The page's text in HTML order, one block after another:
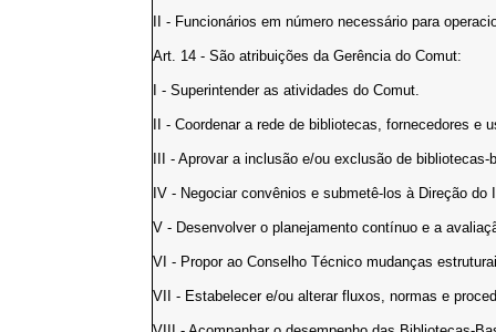
II - Funcionários em número necessário para
Art. 14 - São atribuições da Gerência do Comut:
I - Superintender as atividades do Comut.
II - Coordenar a rede de bibliotecas, fornecedores e
III - Aprovar a inclusão e/ou exclusão de
IV - Negociar convênios e submetê-los à Direção do
V - Desenvolver o planejamento contínuo e a
VI - Propor ao Conselho Técnico mudanças
VII - Estabelecer e/ou alterar fluxos, normas e